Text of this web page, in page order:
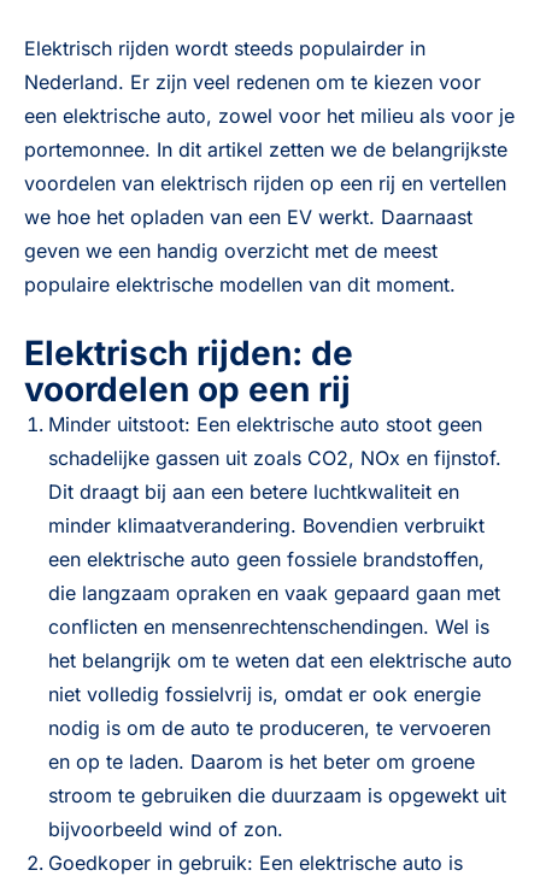
Elektrisch rijden wordt steeds populairder in
Nederland. Er zijn veel redenen om te kiezen voor
een elektrische auto, zowel voor het milieu als voor je
portemonnee. In dit artikel zetten we de belangrijkste
voordelen van elektrisch rijden op een rij en vertellen
we hoe het opladen van een EV werkt. Daarnaast
geven we een handig overzicht met de meest
populaire elektrische modellen van dit moment.
Elektrisch rijden: de
voordelen op een rij
Minder uitstoot: Een elektrische auto stoot geen
schadelijke gassen uit zoals CO2, NOx en fijnstof.
Dit draagt bij aan een betere luchtkwaliteit en
minder klimaatverandering. Bovendien verbruikt
een elektrische auto geen fossiele brandstoffen,
die langzaam opraken en vaak gepaard gaan met
conflicten en mensenrechtenschendingen. Wel is
het belangrijk om te weten dat een elektrische auto
niet volledig fossielvrij is, omdat er ook energie
nodig is om de auto te produceren, te vervoeren
en op te laden. Daarom is het beter om groene
stroom te gebruiken die duurzaam is opgewekt uit
bijvoorbeeld wind of zon.
Goedkoper in gebruik: Een elektrische auto is